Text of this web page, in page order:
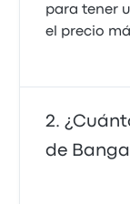
para tener
el precio
de